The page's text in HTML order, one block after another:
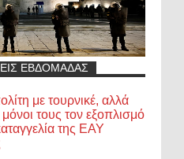
ΕΒΔΟΜΑΔΑΣ
με τουρνικέ, αλλά
τους τον εξοπλισμό
της ΕΑΥ